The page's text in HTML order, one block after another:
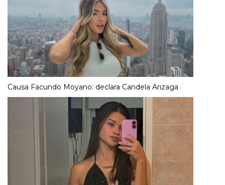
Causa Facundo Moyano: declara Candela Arizaga